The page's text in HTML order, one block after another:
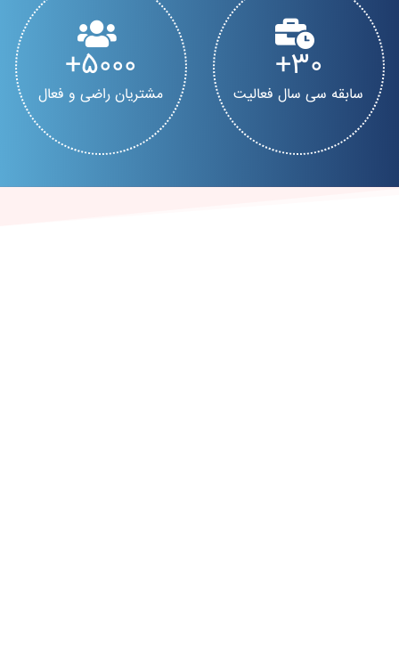
30
سابقه سی سال فعالیت
5000
مشتریان راضی و فعال